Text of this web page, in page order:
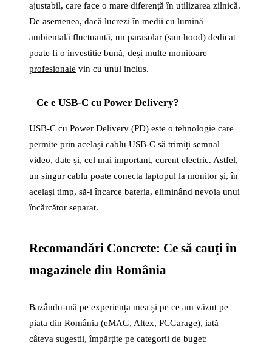
ajustabil, care face o mare diferență în utilizarea zilnică.
De asemenea, dacă lucrezi în medii cu lumină
ambientală fluctuantă, un parasolar (sun hood) dedicat
poate fi o investiție bună, deși multe monitoare
profesionale vin cu unul inclus.
Ce e USB-C cu Power Delivery?
USB-C cu Power Delivery (PD) este o tehnologie care
permite prin același cablu USB-C să trimiți semnal
video, date și, cel mai important, curent electric. Astfel,
un singur cablu poate conecta laptopul la monitor și, în
același timp, să-i încarce bateria, eliminând nevoia unui
încărcător separat.
Recomandări Concrete: Ce să cauți în
magazinele din România
Bazându-mă pe experiența mea și pe ce am văzut pe
piața din România (eMAG, Altex, PCGarage), iată
câteva sugestii, împărțite pe categorii de buget: